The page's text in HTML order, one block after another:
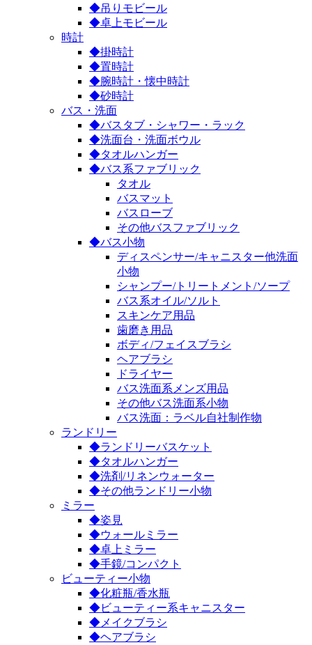
◆吊りモビール
◆卓上モビール
時計
◆掛時計
◆置時計
◆腕時計・懐中時計
◆砂時計
バス・洗面
◆バスタブ・シャワー・ラック
◆洗面台・洗面ボウル
◆タオルハンガー
◆バス系ファブリック
タオル
バスマット
バスローブ
その他バスファブリック
◆バス小物
ディスペンサー/キャニスター他洗面
小物
シャンプー/トリートメント/ソープ
バス系オイル/ソルト
スキンケア用品
歯磨き用品
ボディ/フェイスブラシ
ヘアブラシ
ドライヤー
バス洗面系メンズ用品
その他バス洗面系小物
バス洗面：ラベル自社制作物
ランドリー
◆ランドリーバスケット
◆タオルハンガー
◆洗剤/リネンウォーター
◆その他ランドリー小物
ミラー
◆姿見
◆ウォールミラー
◆卓上ミラー
◆手鏡/コンパクト
ビューティー小物
◆化粧瓶/香水瓶
◆ビューティー系キャニスター
◆メイクブラシ
◆ヘアブラシ